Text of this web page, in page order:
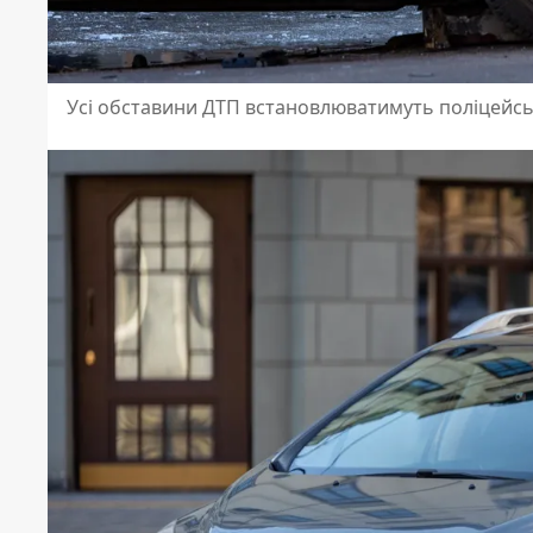
Усі обставини ДТП встановлюватимуть